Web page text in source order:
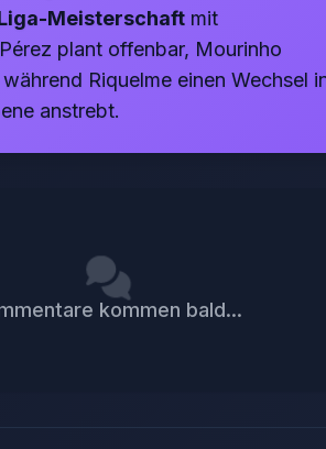
Meisterschaft mit
plant offenbar, Mourinho
Riquelme einen Wechsel
anstrebt.
kommen bald...